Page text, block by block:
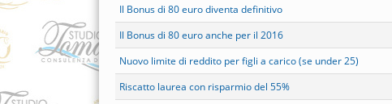
Il Bonus di 80 euro diventa definitivo
Il Bonus di 80 euro anche per il 2016
Nuovo limite di reddito per figli a carico (se under 25)
Riscatto laurea con risparmio del 55%